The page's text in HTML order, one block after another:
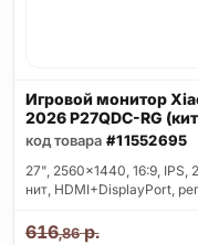
Игровой монитор
2026 P27QDC-RG
код товара #11552695
27", 2560x1440, 16:9, IPS,
нит, HDMI+DisplayPort,
616,86р.